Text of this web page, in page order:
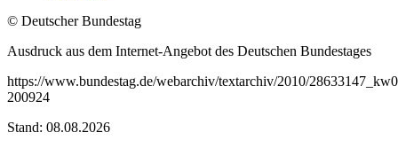
© Deutscher Bundestag
Ausdruck aus dem Internet-Angebot des Deutschen Bundestages
https://www.bundestag.de/webarchiv/textarchiv/2010/
200924
Stand: 08.08.2026